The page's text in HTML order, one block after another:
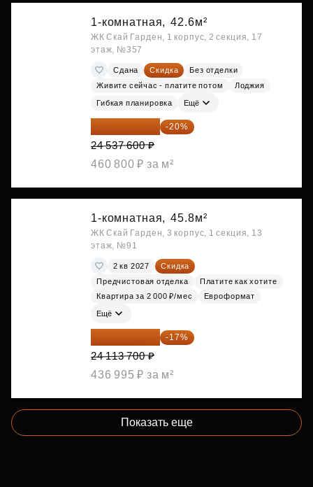
1-комнатная, 42.6м²
ЖК Скай Гарден, 1 корпус, 2 секция, 17
этаж, №357
Сдана Скидка
Без отделки
Живите сейчас - платите потом
Лоджия
Гибкая планировка Ещё
19 630 080 ₽ -20%
24 537 600 ₽
460 800 ₽ за м²
1-комнатная, 45.8м²
ЖК Скай Гарден, 3 корпус, 1 секция, 13
этаж, №91
2 кв 2027
Скидка
Предчистовая отделка
Платите как хотите
Квартира за 2 000 ₽/мес
Евроформат
Ещё
20 014 371 ₽ -17%
24 113 700 ₽
436 995 ₽ за м²
Показать еще